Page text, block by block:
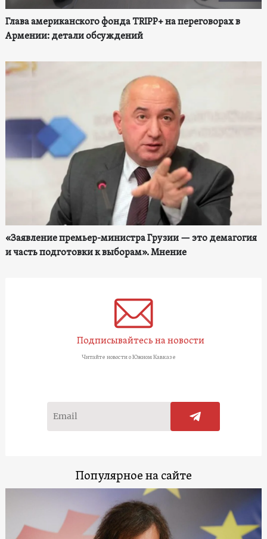
Глава американского фонда TRIPP+ на переговорах в
Армении: детали обсуждений
«Заявление премьер-министра Грузии — это демагогия
и часть подготовки к выборам». Мнение
Подписывайтесь на новости
Читайте новости о Южном Кавказе
Популярное на сайте